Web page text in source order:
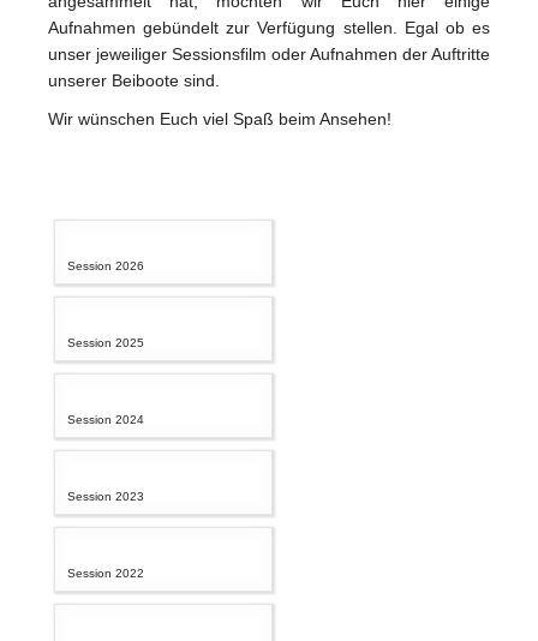
Aufnahmen gebündelt zur Verfügung stellen. Egal ob es
unser jeweiliger Sessionsfilm oder Aufnahmen der Auftritte
unserer Beiboote sind.
Wir wünschen Euch viel Spaß beim Ansehen!
Session 2026
Session 2025
Session 2024
Session 2023
Session 2022